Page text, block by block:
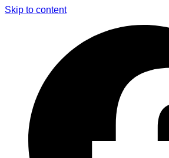
Skip to content